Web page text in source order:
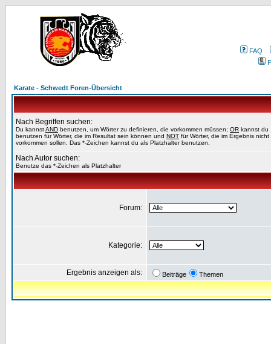
FAQ
Karate - Schwedt Foren-Übersicht
Nach Begriffen suchen:
Du kannstAND benutzen, um Wörter zu definieren, die vorkommen müssen; OR kannst du
benutzen für Wörter, die im Resultat sein können und NOT für Wörter, die im Ergebnis nicht
vorkommen sollen. Das *-Zeichen kannst du als Platzhalter benutzen.
Nach Autor suchen:
Benutze das *-Zeichen als Platzhalter
Forum:
Kategorie:
Ergebnis anzeigen als: Beiträge Themen